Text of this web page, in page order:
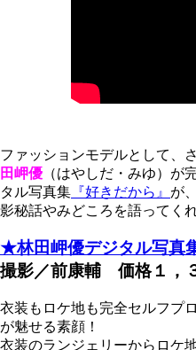
ファッションモデルとして、
田岬優 （はやしだ・みゆ） が
タル写真集 『好きだから』 が
影秘話やみどころを語ってくれ
★林田岬優デジタル写真
撮影／前康輔 価格１，
衣装もロケ地も完全セルフ
が魅せる素顔！
衣装のランジェリーからロケ